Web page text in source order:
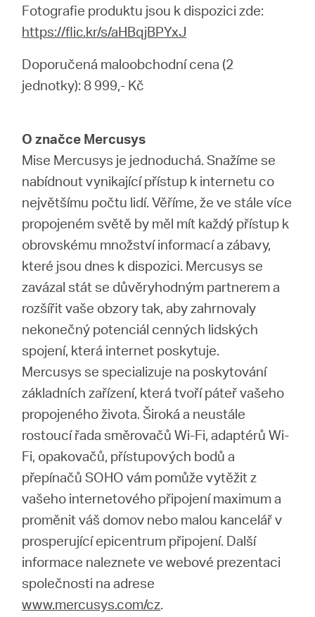
Fotografie produktu jsou k dispozici zde:
https://flic.kr/s/aHBqjBPYxJ
Doporučená maloobchodní cena (2
jednotky): 8 999,- Kč
O značce Mercusys
Mise Mercusys je jednoduchá. Snažíme se
nabídnout vynikající přístup k internetu co
největšímu počtu lidí. Věříme, že ve stále více
propojeném světě by měl mít každý přístup k
obrovskému množství informací a zábavy,
které jsou dnes k dispozici. Mercusys se
zavázal stát se důvěryhodným partnerem a
rozšířit vaše obzory tak, aby zahrnovaly
nekonečný potenciál cenných lidských
spojení, která internet poskytuje.
Mercusys se specializuje na poskytování
základních zařízení, která tvoří páteř vašeho
propojeného života. Široká a neustále
rostoucí řada směrovačů Wi-Fi, adaptérů Wi-
Fi, opakovačů, přístupových bodů a
přepínačů SOHO vám pomůže vytěžit z
vašeho internetového připojení maximum a
proměnit váš domov nebo malou kancelář v
prosperující epicentrum připojení. Další
informace naleznete ve webové prezentaci
společnosti na adrese
www.mercusys.com/cz.